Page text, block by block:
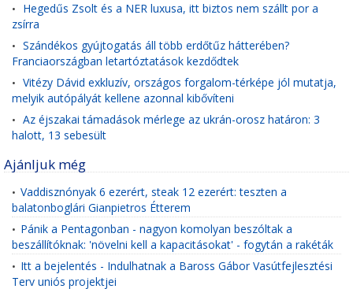
• Hegedűs Zsolt és a NER luxusa, itt biztos nem szállt por a
zsírra
• Szándékos gyújtogatás áll több erdőtűz hátterében?
Franciaországban letartóztatások kezdődtek
• Vitézy Dávid exkluzív, országos forgalom-térképe jól mutatja,
melyik autópályát kellene azonnal kibővíteni
• Az éjszakai támadások mérlege az ukrán-orosz határon: 3
halott, 13 sebesült
Ajánljuk még
• Vaddisznónyak 6 ezerért, steak 12 ezerért: teszten a
balatonboglári Gianpietros Étterem
• Pánik a Pentagonban - nagyon komolyan beszóltak a
beszállítóknak: 'növelni kell a kapacitásokat' - fogytán a rakéták
• Itt a bejelentés - Indulhatnak a Baross Gábor Vasútfejlesztési
Terv uniós projektjei